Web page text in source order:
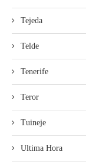
Tejeda
Telde
Tenerife
Teror
Tuineje
Ultima Hora